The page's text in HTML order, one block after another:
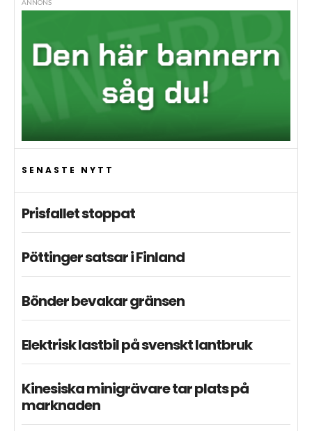
ANNONS
SENASTE NYTT
Prisfallet stoppat
Pöttinger satsar i Finland
Bönder bevakar gränsen
Elektrisk lastbil på svenskt lantbruk
Kinesiska minigrävare tar plats på
marknaden